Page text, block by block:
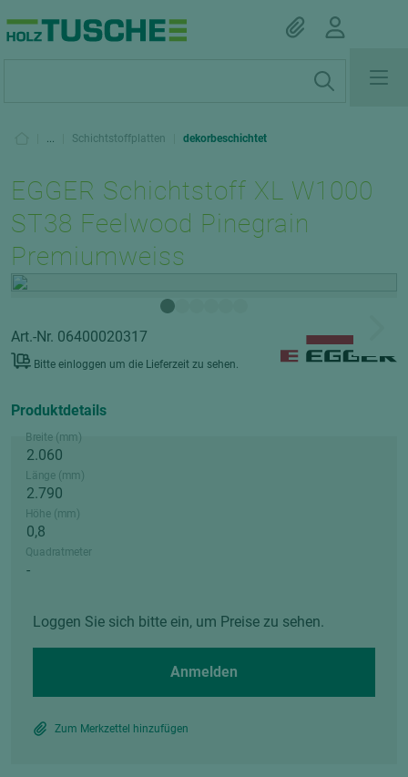
... Schichtstoffplatten dekorbeschichtet
EGGER Schichtstoff XL W1000
ST38 Feelwood Pinegrain
Premiumweiss
Art.-Nr. 06400020317
Bitte einloggen um die Lieferzeit zu sehen.
Produktdetails
Breite (mm)
Länge (mm)
Höhe (mm)
Quadratmeter
Loggen Sie sich bitte ein, um Preise zu sehen.
Anmelden
Zum Merkzettel hinzufügen